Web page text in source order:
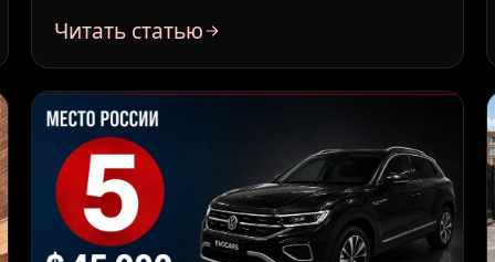
проходят под лими
Читать статью